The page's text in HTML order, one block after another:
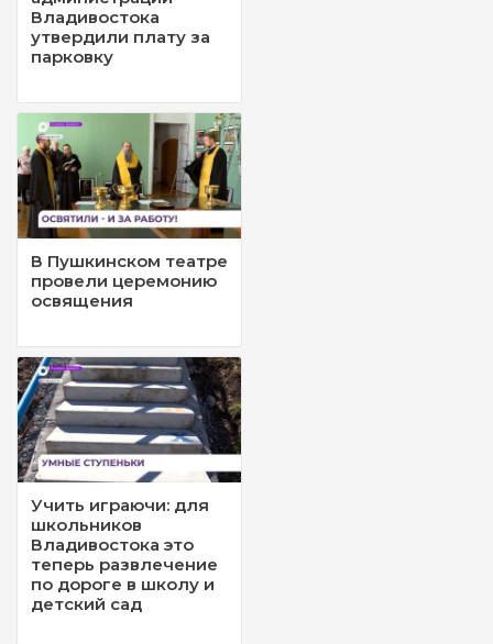
Владивостока
утвердили плату за
парковку
В Пушкинском театре
провели церемонию
освящения
Учить играючи: для
школьников
Владивостока это
теперь развлечение
по дороге в школу и
детский сад